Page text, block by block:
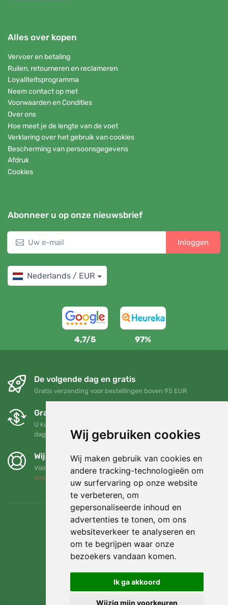
Wij gebruiken cookies
Wij maken gebruik van cookies en
andere tracking-technologieën om
uw surfervaring op onze website
te verbeteren, om
gepersonaliseerde inhoud en
advertenties te tonen, om ons
websiteverkeer te analyseren en
om te begrijpen waar onze
bezoekers vandaan komen.
Ik ga akkoord
Wijzig mijn voorkeuren
Alles over kopen
Vervoer en betaling
Ruilen, retourneren en reclameren
Loyaliteitsprogramma
Neem contact op met
Voorwaarden en Condities
Over ons
Hoe meet je de lengte van de voet
Verklaring over het gebruik van cookies
Bescherming van persoonsgegevens
Afdruk
Cookies
Abonneer u op onze nieuwsbrief
Inloggen
Nederlands / EUR
4,7/5 97%
De volgende dag en gratis
Gratis verzending voor bestellingen boven 95 EUR
Gratis ruilen en retourneren
U kunt uw bestelling op elk gewenst moment binnen 90
dagen retourneren of ruilen
Wij steunen Trees.org
Voor elke bestelling planten we een boom! Lees meer Over
ons